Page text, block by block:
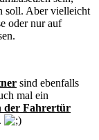
soll. Aber vielleicht
oder nur auf
sind ebenfalls
mal ein
der Fahrertür